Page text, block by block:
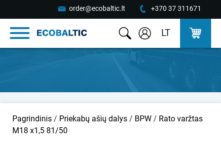
order@ecobaltic.lt +370 37 311671
LT
Pagrindinis / Priekabų ašių dalys / BPW / Rato varžtas
M18 x1,5 81/50